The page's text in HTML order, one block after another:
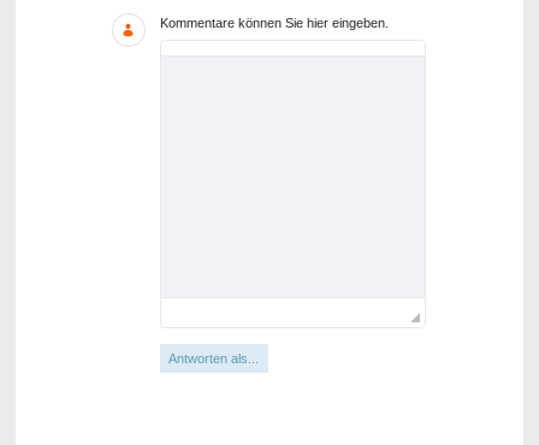
Kommentare können Sie hier eingeben.
Antworten als...